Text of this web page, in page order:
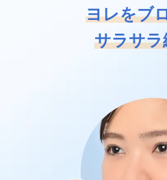
ヨレをブ
サラサ